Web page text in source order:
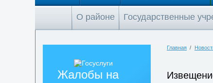
О районе Государственные
Жалобы на
Главная /